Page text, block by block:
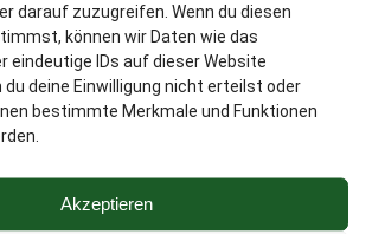
darauf zuzugreifen. Wenn du diesen
können wir Daten wie das
eindeutige IDs auf dieser Website
du deine Einwilligung nicht erteilst oder
bestimmte Merkmale und Funktionen
Akzeptieren
Idee, ein verkehrtes Szenario
ein Internat für die Ausbildung von
(böse und kriminell kann ja jeder
außerdem noch in einer
– das hat Klasse!